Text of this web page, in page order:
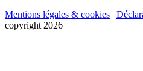
Mentions légales & cookies |
copyright 2026